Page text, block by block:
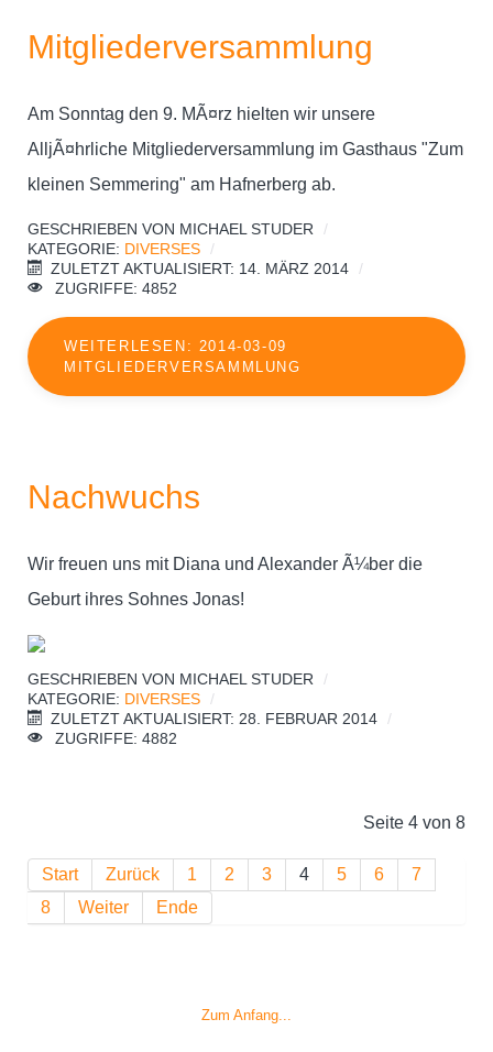
Mitgliederversammlung
Am Sonntag den 9. MÃ¤rz hielten wir unsere
AlljÃ¤hrliche Mitgliederversammlung im Gasthaus "Zum
kleinen Semmering" am Hafnerberg ab.
GESCHRIEBEN VON MICHAEL STUDER
KATEGORIE: DIVERSES
ZULETZT AKTUALISIERT: 14. MÄRZ 2014
ZUGRIFFE: 4852
WEITERLESEN: 2014-03-09
MITGLIEDERVERSAMMLUNG
Nachwuchs
Wir freuen uns mit Diana und Alexander Ã¼ber die
Geburt ihres Sohnes Jonas!
GESCHRIEBEN VON MICHAEL STUDER
KATEGORIE: DIVERSES
ZULETZT AKTUALISIERT: 28. FEBRUAR 2014
ZUGRIFFE: 4882
Seite 4 von 8
Start Zurück 1 2 3 4 5 6
7
8
Weiter Ende
Zum Anfang...